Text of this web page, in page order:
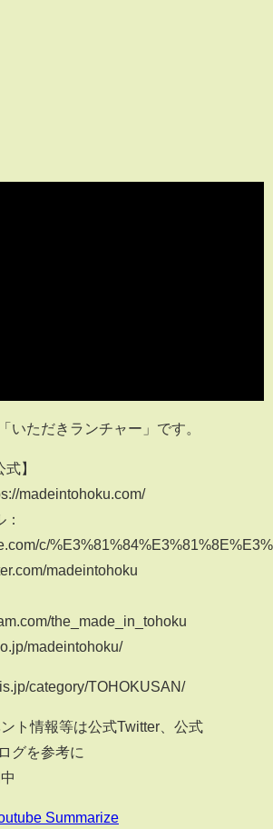
いただきランチャー」です。
】
madeintohoku.com/
c/
madeintohoku
the_made_in_tohoku
madeintohoku/
category/TOHOKUSAN/
ト情報等は公式Twitter、公式
グを参考に
Summarize